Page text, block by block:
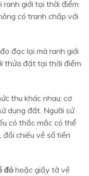
ranh giới tại thời điểm
có tranh chấp với
đạc lại mà ranh giới
thửa đất tại thời điểm
thu khác nhau; cơ
dụng đất. Người sử
có thắc mắc có thể
đối chiếu về số tiền
đỏ hoặc giấy tờ về